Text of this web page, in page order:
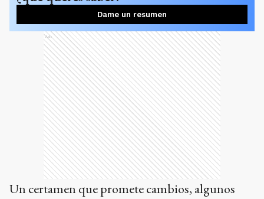
Dame un resumen
Ads
Un certamen que promete cambios, algunos